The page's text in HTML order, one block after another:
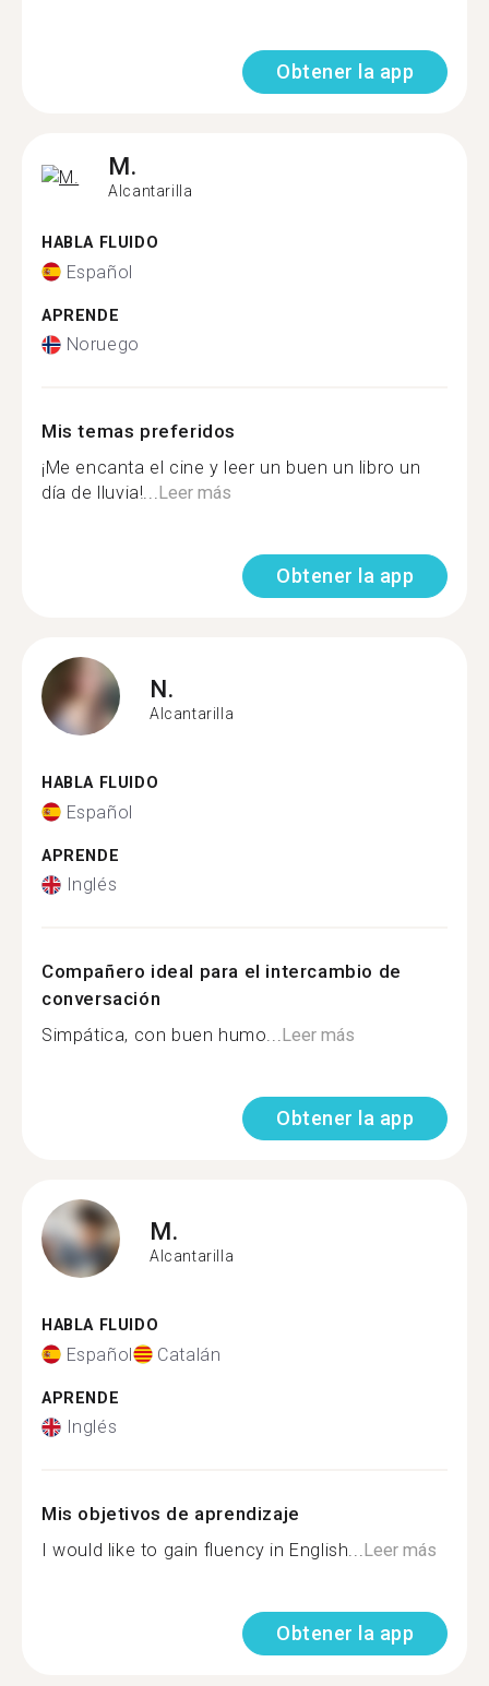
Obtener la app
M.
Alcantarilla
HABLA FLUIDO
Español
APRENDE
Noruego
Mis temas preferidos
¡Me encanta el cine y leer un buen un libro un
día de lluvia!...Leer más
Obtener la app
N.
Alcantarilla
HABLA FLUIDO
Español
APRENDE
Inglés
Compañero ideal para el intercambio de
conversación
Simpática, con buen humo...Leer más
Obtener la app
M.
Alcantarilla
HABLA FLUIDO
Español Catalán
APRENDE
Inglés
Mis objetivos de aprendizaje
I would like to gain fluency in English...Leer más
Obtener la app